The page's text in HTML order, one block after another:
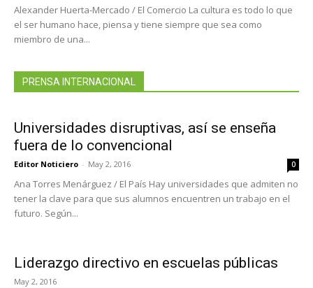
Alexander Huerta-Mercado / El Comercio La cultura es todo lo que
el ser humano hace, piensa y tiene siempre que sea como
miembro de una...
PRENSA INTERNACIONAL
Universidades disruptivas, así se enseña
fuera de lo convencional
Editor Noticiero - May 2, 2016 0
Ana Torres Menárguez / El País Hay universidades que admiten no
tener la clave para que sus alumnos encuentren un trabajo en el
futuro. Según...
Liderazgo directivo en escuelas públicas
May 2, 2016